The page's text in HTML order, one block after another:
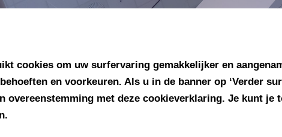
cookies om uw surfervaring gemakkelijker en
en voorkeuren. Als u in de banner op ‘Verder
overeenstemming met deze cookieverklaring. Je kunt je